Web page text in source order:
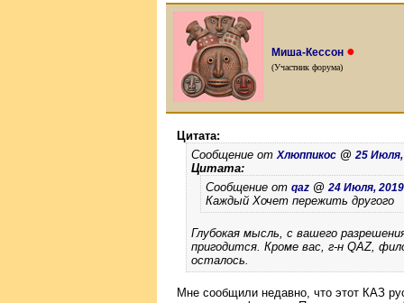
Миша-Кессон ●
(Участник форума)
Цитата:
Сообщение отХлюппикос @25 Июля,
Цитата:
Сообщение от qaz @24 Июля,
Каждый Хочет пережить другого
Глубокая мысль, с вашего
пригодится. Кроме вас, г-н QAZ,
осталось.
Мне сообщили недавно, что этот КАЗ